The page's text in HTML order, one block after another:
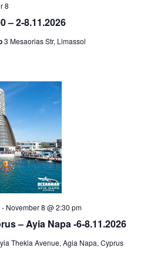
– 2-8.11.2026
8
3 Mesaorias Str, Limassol
– Ayia Napa -6-8.11.2026
- November 8 @ 2:30 pm
Thekla Avenue, Agia Napa, Cyprus